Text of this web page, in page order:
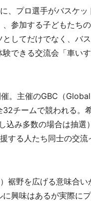
、プロ選手がバスケッ
参加する子どもたち
してだけでなく、バ
できる交流会「車い
。主催のGBC（
チームで競われる。
込み多数の場合は抽選
する人たち同士の交
裾野を広げる意味合い
興味はあるが実際に